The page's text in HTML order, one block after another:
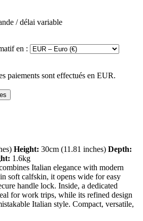
/ délai variable
en :
paiements sont effectués en EUR.
Height: 30cm (11.81 inches) Depth:
1.6kg
Italian elegance with modern
soft calfskin, it opens wide for easy
handle lock. Inside, a dedicated
for work trips, while its refined design
Italian style. Compact, versatile,